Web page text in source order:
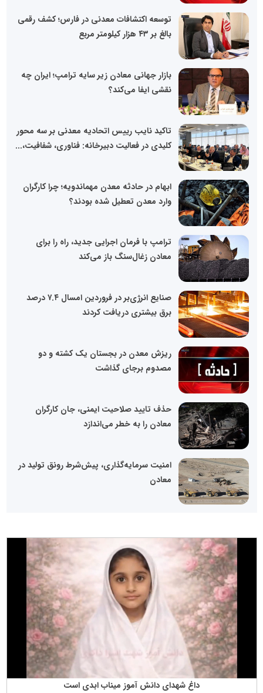
توسعه اکتشافات معدنی در فارس؛ کشف رقمی
بالغ بر ۴۳ هزار کیلومتر مربع
بازار جهانی معادن زیر سایه ترامپ؛ ایران چه
نقشی ایفا می‌کند؟
تاکید نایب رییس اتحادیه معدنی بر سه محور
کلیدی در فعالیت دبیرخانه: فناوری، شفافیت،...
ابهام در حادثه معدن مهماندویه؛ چرا کارگران
وارد معدن تعطیل شده بودند؟
ترامپ با فرمان اجرایی جدید، راه را برای
معادن زغال‌سنگ باز می‌کند
صنایع انرژی‌بر در فروردین امسال ۷.۴ درصد
برق بیشتری دریافت کردند
ریزش معدن در بجستان یک کشته و دو
مصدوم برجای گذاشت
حذف تایید صلاحیت ایمنی، جان کارگران
معادن را به خطر می‌اندازد
امنیت سرمایه‌گذاری، پیش‌شرط رونق تولید در
معادن
داغ شهدای دانش آموز میناب ابدی است